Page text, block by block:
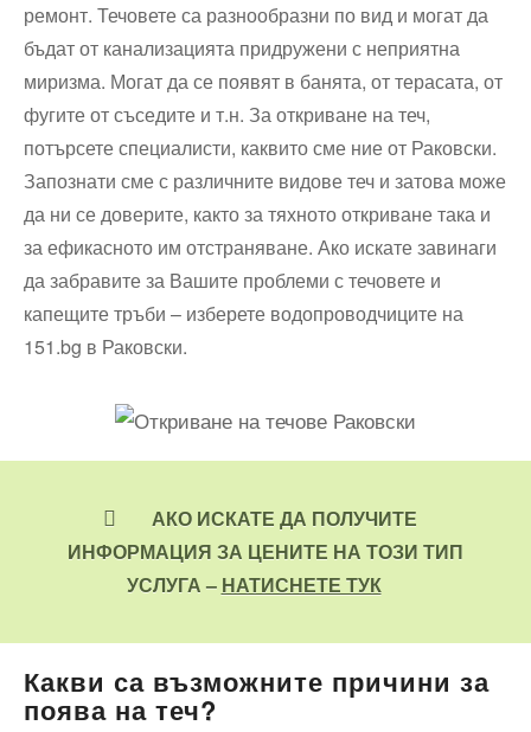
ремонт. Течовете са разнообразни по вид и могат да
бъдат от канализацията придружени с неприятна
миризма. Могат да се появят в банята, от терасата, от
фугите от съседите и т.н. За откриване на теч,
потърсете специалисти, каквито сме ние от Раковски.
Запознати сме с различните видове теч и затова може
да ни се доверите, както за тяхното откриване така и
за ефикасното им отстраняване. Ако искате завинаги
да забравите за Вашите проблеми с течовете и
капещите тръби – изберете водопроводчиците на
151.bg в Раковски.
АКО ИСКАТЕ ДА ПОЛУЧИТЕ
ИНФОРМАЦИЯ ЗА ЦЕНИТЕ НА ТОЗИ ТИП
УСЛУГА – НАТИСНЕТЕ ТУК
Какви са възможните причини за
поява на теч?